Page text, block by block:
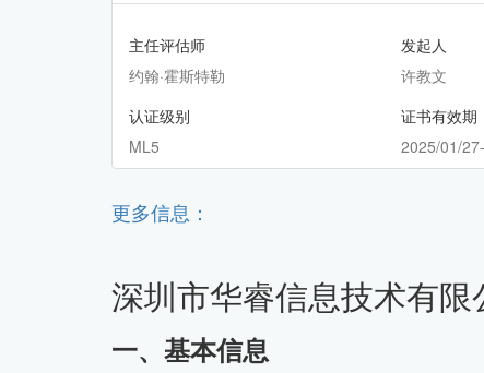
CMMI中文网
主任评估师
约翰·霍斯特勒
发起人
许教文
认证级别
ML5
证书有效期
2025/01/
更多信息：
深圳市华睿信息技术有限
一、基本信息